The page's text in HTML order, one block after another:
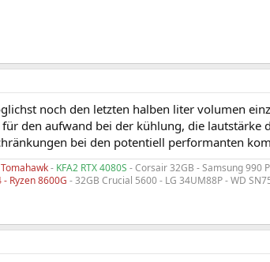
noch den letzten halben liter volumen
den aufwand bei der kühlung, die lautstärke
bei den potentiell performanten
- KFA2 RTX 4080S - Corsair 32GB - Samsung 990
Ryzen 8600G - 32GB Crucial 5600 - LG 34UM88P - WD